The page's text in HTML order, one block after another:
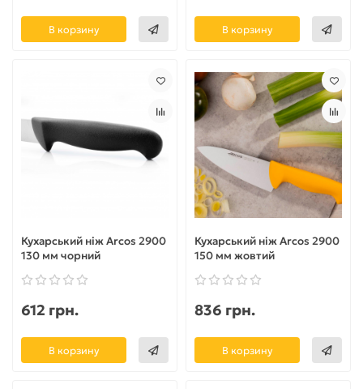
В корзину В корзину
Кухарський ніж Arcos 2900
130 мм чорний
612 грн.
В корзину
Кухарський ніж Arcos 2900
150 мм жовтий
836 грн.
В корзину